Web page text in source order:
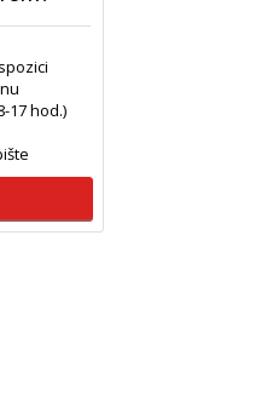
17 hod.)